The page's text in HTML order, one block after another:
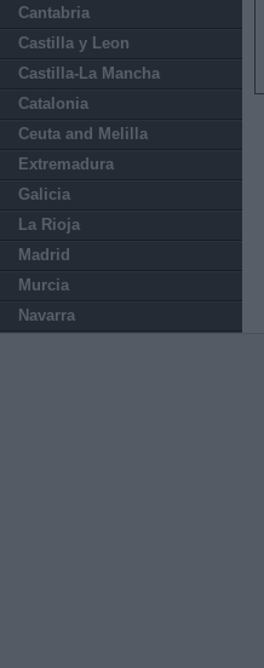
Cantabria
Castilla y Leon
Castilla-La Mancha
Catalonia
Ceuta and Melilla
Extremadura
Galicia
La Rioja
Madrid
Murcia
Navarra